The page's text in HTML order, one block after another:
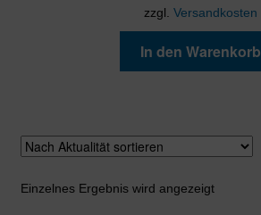
zzgl. Versandkosten
In den Warenkorb
Einzelnes Ergebnis wird angezeigt